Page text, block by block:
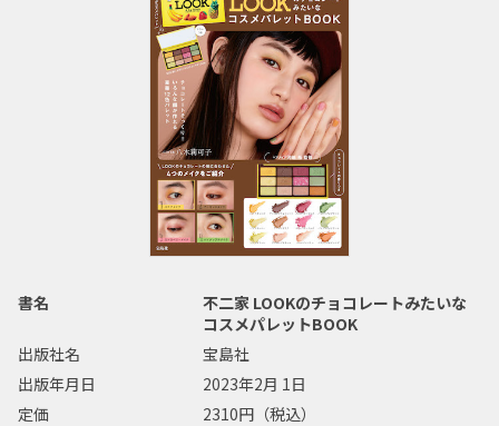
書名
不二家 LOOKのチョコレートみたいな
コスメパレットBOOK
出版社名
宝島社
出版年月日
2023年2月 1日
定価
2310円（税込）